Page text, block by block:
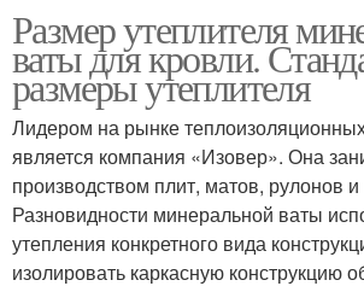
Размер утеплителя
ваты для кровли.
размеры утеплителя
Лидером на рынке
является компания «Изовер». Она
производством плит, матов, рулонов
Разновидности минеральной ваты
утепления конкретного вида
изолировать каркасную конструкцию